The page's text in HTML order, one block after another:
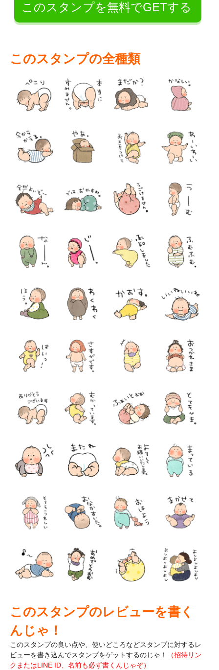
このスタンプを無料でGETする
このスタンプの全種類
このスタンプのレビューを書く
んじゃ！
このスタンプの良い点や、使いどころなどスタンプに対するレ
ビューを書き込んでスタンプをゲットするのじゃ！
（招待リン
クまたはLINE ID、名前も必ず書くんじゃぞ）